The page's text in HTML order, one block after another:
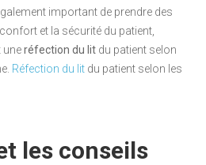
important de prendre des
et la sécurité du patient,
uneréfection du lit du patient selon
Réfection du lit du patient selon les
les conseils